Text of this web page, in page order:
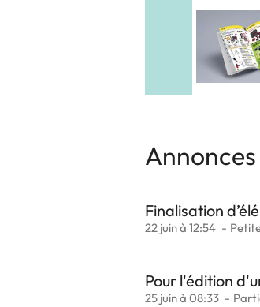
Finalisation
22 juin à 12:54
Pour l'édition
25 juin à 08:33